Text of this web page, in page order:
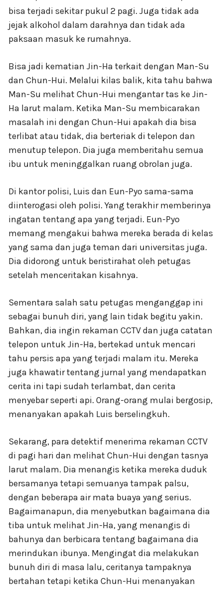
bisa terjadi sekitar pukul 2 pagi. Juga tidak ada
jejak alkohol dalam darahnya dan tidak ada
paksaan masuk ke rumahnya.
Bisa jadi kematian Jin-Ha terkait dengan Man-Su
dan Chun-Hui. Melalui kilas balik, kita tahu bahwa
Man-Su melihat Chun-Hui mengantar tas ke Jin-
Ha larut malam. Ketika Man-Su membicarakan
masalah ini dengan Chun-Hui apakah dia bisa
terlibat atau tidak, dia berteriak di telepon dan
menutup telepon. Dia juga memberitahu semua
ibu untuk meninggalkan ruang obrolan juga.
Di kantor polisi, Luis dan Eun-Pyo sama-sama
diinterogasi oleh polisi. Yang terakhir memberinya
ingatan tentang apa yang terjadi. Eun-Pyo
memang mengakui bahwa mereka berada di kelas
yang sama dan juga teman dari universitas juga.
Dia didorong untuk beristirahat oleh petugas
setelah menceritakan kisahnya.
Sementara salah satu petugas menganggap ini
sebagai bunuh diri, yang lain tidak begitu yakin.
Bahkan, dia ingin rekaman CCTV dan juga catatan
telepon untuk Jin-Ha, bertekad untuk mencari
tahu persis apa yang terjadi malam itu. Mereka
juga khawatir tentang jurnal yang mendapatkan
cerita ini tapi sudah terlambat, dan cerita
menyebar seperti api. Orang-orang mulai bergosip,
menanyakan apakah Luis berselingkuh.
Sekarang, para detektif menerima rekaman CCTV
di pagi hari dan melihat Chun-Hui dengan tasnya
larut malam. Dia menangis ketika mereka duduk
bersamanya tetapi semuanya tampak palsu,
dengan beberapa air mata buaya yang serius.
Bagaimanapun, dia menyebutkan bagaimana dia
tiba untuk melihat Jin-Ha, yang menangis di
bahunya dan berbicara tentang bagaimana dia
merindukan ibunya. Mengingat dia melakukan
bunuh diri di masa lalu, ceritanya tampaknya
bertahan tetapi ketika Chun-Hui menanyakan